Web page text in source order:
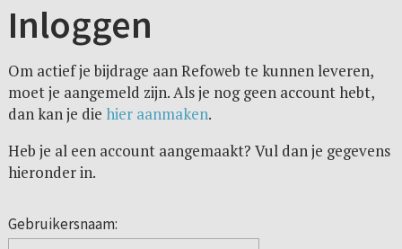
Inloggen
Om actief je bijdrage aan Refoweb te kunnen leveren,
moet je aangemeld zijn. Als je nog geen account hebt,
dan kan je die hier aanmaken.
Heb je al een account aangemaakt? Vul dan je gegevens
hieronder in.
Gebruikersnaam: